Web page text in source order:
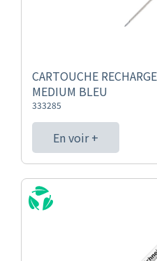
CARTOUCHE
MEDIUM BLEU
333285
En voir +